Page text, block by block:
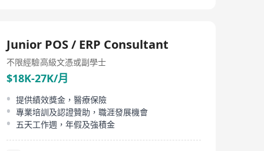
Junior POS / ERP Consultant
不限經驗高級文憑或副學士
$18K-27K/月
提供績效獎金，醫療保險
專業培訓及認證贊助，職涯發展機會
五天工作週，年假及強積金